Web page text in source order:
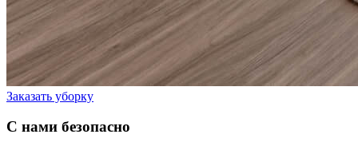
Заказать уборку
С нами безопасно